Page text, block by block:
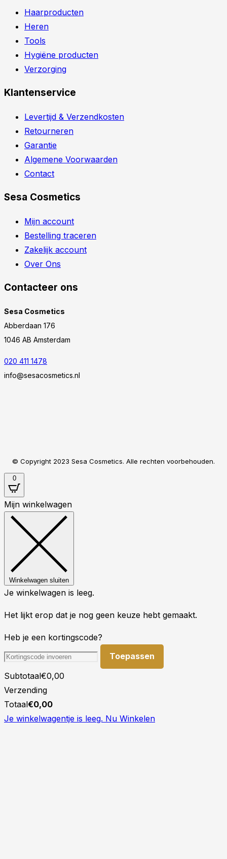
Haarproducten
Heren
Tools
Hygiëne producten
Verzorging
Klantenservice
Levertijd & Verzendkosten
Retourneren
Garantie
Algemene Voorwaarden
Contact
Sesa Cosmetics
Mijn account
Bestelling traceren
Zakelijk account
Over Ons
Contacteer ons
Sesa Cosmetics
Abberdaan 176
1046 AB Amsterdam
020 411 1478
info@sesacosmetics.nl
© Copyright 2023 Sesa Cosmetics. Alle rechten voorbehouden.
0
Mijn winkelwagen
Winkelwagen sluiten
Je winkelwagen is leeg.
Het lijkt erop dat je nog geen keuze hebt gemaakt.
Heb je een kortingscode?
Toepassen
Subtotaal€0,00
Verzending
Totaal€0,00
Je winkelwagentje is leeg. Nu Winkelen